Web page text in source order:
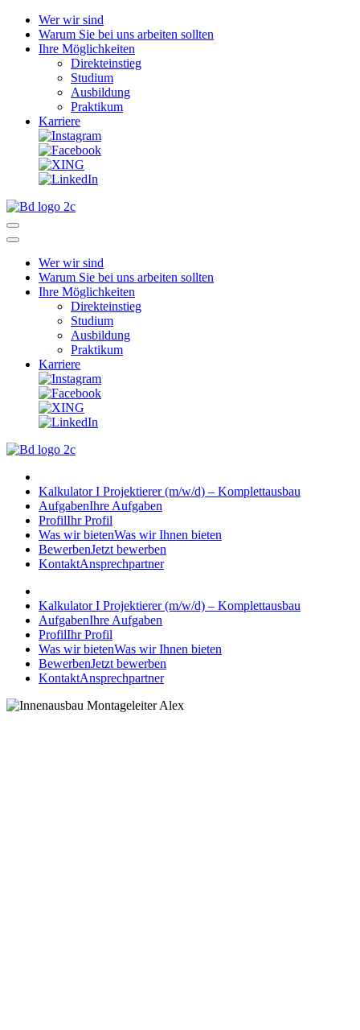
Wer wir sind
Warum Sie bei uns arbeiten sollten
Ihre Möglichkeiten
Direkteinstieg
Studium
Ausbildung
Praktikum
Karriere
Wer wir sind
Warum Sie bei uns arbeiten sollten
Ihre Möglichkeiten
Direkteinstieg
Studium
Ausbildung
Praktikum
Karriere
Kalkulator I Projektierer (m/w/d) – Komplettausbau
AufgabenIhre Aufgaben
ProfilIhr Profil
Was wir bietenWas wir Ihnen bieten
BewerbenJetzt bewerben
KontaktAnsprechpartner
Kalkulator I Projektierer (m/w/d) – Komplettausbau
AufgabenIhre Aufgaben
ProfilIhr Profil
Was wir bietenWas wir Ihnen bieten
BewerbenJetzt bewerben
KontaktAnsprechpartner